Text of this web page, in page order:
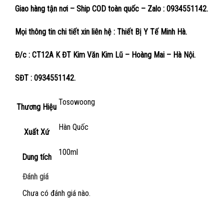
Giao hàng tận nơi – Ship COD toàn quốc – Zalo : 0934551142.
Mọi thông tin chi tiết xin liên hệ : Thiết Bị Y Tế Minh Hà.
Đ/c : CT12A K ĐT Kim Văn Kim Lũ – Hoàng Mai – Hà Nội.
SĐT : 0934551142.
Thương Hiệu
Tosowoong
Xuất Xứ
Hàn Quốc
Dung tích
100ml
Đánh giá
Chưa có đánh giá nào.